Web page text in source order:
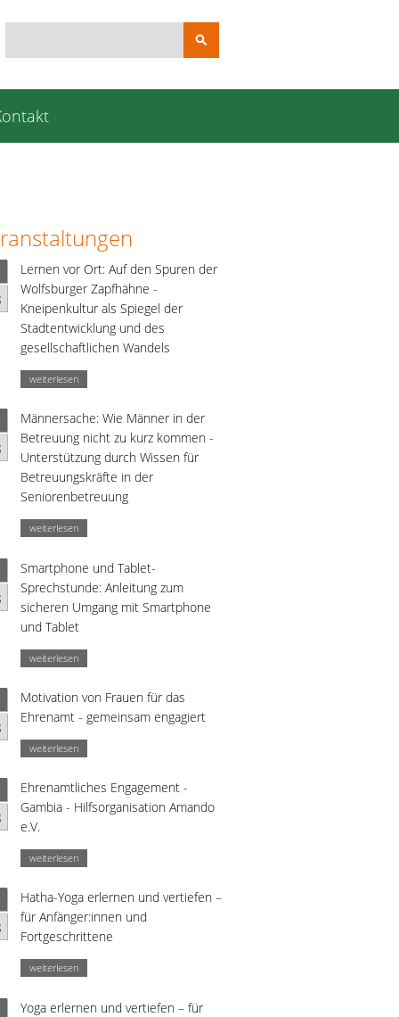
Suchbegriffe
Lernen vor Ort: Auf den Spuren der
Wolfsburger Zapfhähne -
Kneipenkultur als Spiegel der
Stadtentwicklung und des
gesellschaftlichen Wandels
weiterlesen
Männersache: Wie Männer in der
Betreuung nicht zu kurz kommen -
Unterstützung durch Wissen für
Betreuungskräfte in der
Seniorenbetreuung
weiterlesen
Smartphone und Tablet-
Sprechstunde: Anleitung zum
sicheren Umgang mit Smartphone
und Tablet
weiterlesen
Motivation von Frauen für das
Ehrenamt - gemeinsam engagiert
weiterlesen
Ehrenamtliches Engagement -
Gambia - Hilfsorganisation Amando
e.V.
weiterlesen
Hatha-Yoga erlernen und vertiefen –
für Anfänger:innen und
Fortgeschrittene
weiterlesen
Yoga erlernen und vertiefen – für